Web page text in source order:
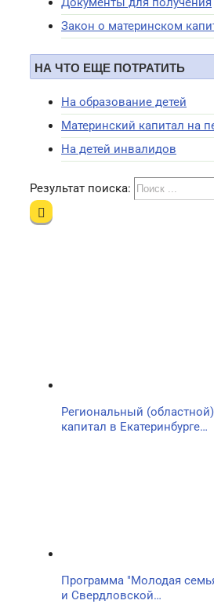
Закон о материнском
НА ЧТО ЕЩЕ ПОТРАТИТЬ
На образование детей
Материнский капитал на
На детей инвалидов
Результат поиска:
Региональный
капитал в Екатеринбурге…
Программа "Молодая
и Свердловской…